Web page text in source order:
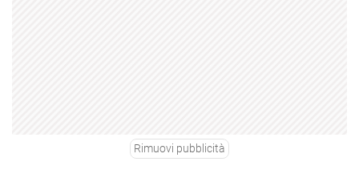
Rimuovi pubblicità